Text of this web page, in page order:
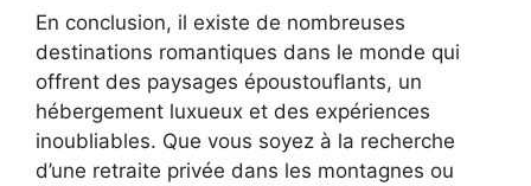
En conclusion, il existe de nombreuses
destinations romantiques dans le monde qui
offrent des paysages époustouflants, un
hébergement luxueux et des expériences
inoubliables. Que vous soyez à la recherche
d’une retraite privée dans les montagnes ou